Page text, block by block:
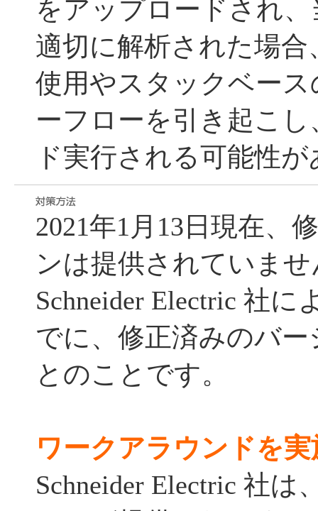
をアップロードされ
適切に解析された場
使用やスタックベー
ーフローを引き起こ
ド実行される可能性
2021年1月13日現在、
ンは提供されていませ
Schneider Electric 社に
でに、修正済みのバ
とのことです。
ワークアラウンドを
Schneider Electric 社